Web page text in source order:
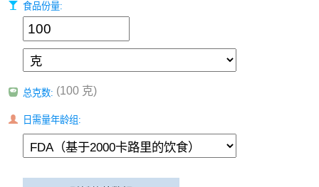
食品份量:
总克数: (100 克)
日需量年龄组: